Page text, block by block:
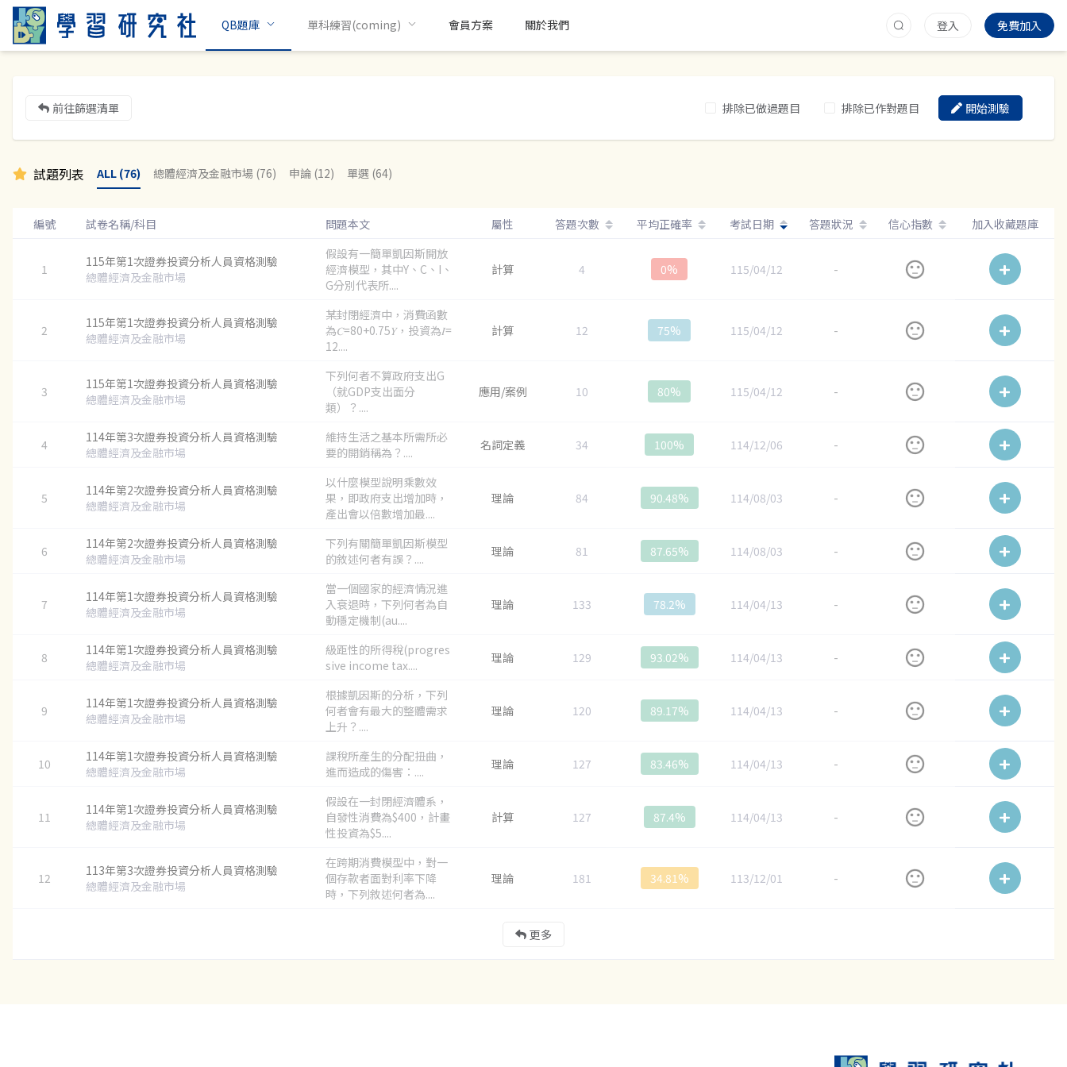
QB題庫 單科練習(coming) 會員方案 關於我們 登入 免費加入
前往篩選清單 排除已做過題目 排除已作對題目 開始測驗
試題列表 ALL (76) 總體經濟及金融市場 (76) 申論 (12) 單選 (64)
編號 試卷名稱/科目 問題本文 屬性 答題次數 平均正確率 考試日期 答題狀況 信心指數 加入收藏題庫
1
115年第1次證券投資分析人員資格測驗
總體經濟及金融市場
假設有一簡單凱因斯開放
經濟模型，其中Y、C、I、
G分別代表所....
計算 4 0% 115/04/12 -
2
115年第1次證券投資分析人員資格測驗
總體經濟及金融市場
某封閉經濟中，消費函數
為𝐶=80+0.75𝑌，投資為𝐼=
12....
計算 12 75% 115/04/12 -
3
115年第1次證券投資分析人員資格測驗
總體經濟及金融市場
下列何者不算政府支出G
（就GDP支出面分
類）？....
應用/案例 10 80% 115/04/12 -
4
114年第3次證券投資分析人員資格測驗
總體經濟及金融市場
維持生活之基本所需所必
要的開銷稱為？....
名詞定義 34 100% 114/12/06 -
5
114年第2次證券投資分析人員資格測驗
總體經濟及金融市場
以什麼模型說明乘數效
果，即政府支出增加時，
產出會以倍數增加最....
理論 84 90.48% 114/08/03 -
6
114年第2次證券投資分析人員資格測驗
總體經濟及金融市場
下列有關簡單凱因斯模型
的敘述何者有誤？....
理論 81 87.65% 114/08/03 -
7
114年第1次證券投資分析人員資格測驗
總體經濟及金融市場
當一個國家的經濟情況進
入衰退時，下列何者為自
動穩定機制(au....
理論 133 78.2% 114/04/13 -
8
114年第1次證券投資分析人員資格測驗
總體經濟及金融市場
級距性的所得稅(progres
sive income tax....
理論 129 93.02% 114/04/13 -
9
114年第1次證券投資分析人員資格測驗
總體經濟及金融市場
根據凱因斯的分析，下列
何者會有最大的整體需求
上升？....
理論 120 89.17% 114/04/13 -
10
114年第1次證券投資分析人員資格測驗
總體經濟及金融市場
課稅所產生的分配扭曲，
進而造成的傷害：....
理論 127 83.46% 114/04/13 -
11
114年第1次證券投資分析人員資格測驗
總體經濟及金融市場
假設在一封閉經濟體系，
自發性消費為$400，計畫
性投資為$5....
計算 127 87.4% 114/04/13 -
12
113年第3次證券投資分析人員資格測驗
總體經濟及金融市場
在跨期消費模型中，對一
個存款者面對利率下降
時，下列敘述何者為....
理論 181 34.81% 113/12/01 -
更多